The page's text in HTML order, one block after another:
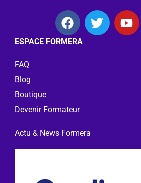
ESPACE FORMERA
FAQ
Blog
Boutique
Devenir Formateur
Actu & News Formera